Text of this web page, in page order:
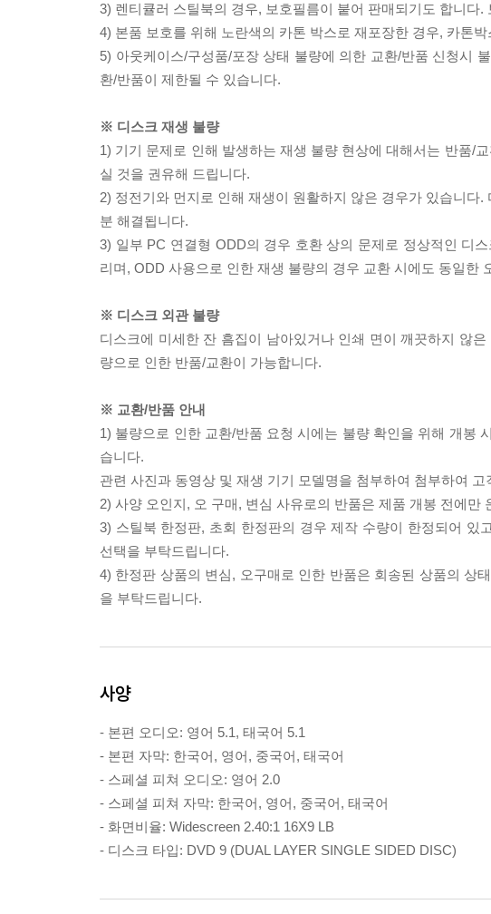
3) 렌티큘러 스틸북의 경우, 보호필름이 붙어 판매되기도 합니다
4) 본품 보호를 위해 노란색의 카톤 박스로 재포장한 경우, 카톤
5) 아웃케이스/구성품/포장 상태 불량에 의한 교환/반품 신청시
환/반품이 제한될 수 있습니다.
※ 디스크 재생 불량
1) 기기 문제로 인해 발생하는 재생 불량 현상에 대해서는 반품/
실 것을 권유해 드립니다.
2) 정전기와 먼지로 인해 재생이 원활하지 않은 경우가 있습니
분 해결됩니다.
3) 일부 PC 연결형 ODD의 경우 호환 상의 문제로 정상적인 디
리며, ODD 사용으로 인한 재생 불량의 경우 교환 시에도 동일한
※ 디스크 외관 불량
디스크에 미세한 잔 흠집이 남아있거나 인쇄 면이 깨끗하지 않
량으로 인한 반품/교환이 가능합니다.
※ 교환/반품 안내
1) 불량으로 인한 교환/반품 요청 시에는 불량 확인을 위해 개봉
습니다.
관련 사진과 동영상 및 재생 기기 모델명을 첨부하여 첨부하여
2) 사양 오인지, 오 구매, 변심 사유로의 반품은 제품 개봉 전에만
3) 스틸북 한정판, 초회 한정판의 경우 제작 수량이 한정되어 있
선택을 부탁드립니다.
4) 한정판 상품의 변심, 오구매로 인한 반품은 회송된 상품의 상
을 부탁드립니다.
사양
- 본편 오디오: 영어 5.1, 태국어 5.1
- 본편 자막: 한국어, 영어, 중국어, 태국어
- 스페셜 피쳐 오디오: 영어 2.0
- 스페셜 피쳐 자막: 한국어, 영어, 중국어, 태국어
- 화면비율: Widescreen 2.40:1 16X9 LB
- 디스크 타입: DVD 9 (DUAL LAYER SINGLE SIDED DISC)